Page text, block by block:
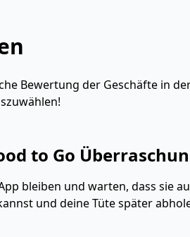
Bewertung der Geschäfte in
to Go
bleiben und warten, dass sie
und deine Tüte später